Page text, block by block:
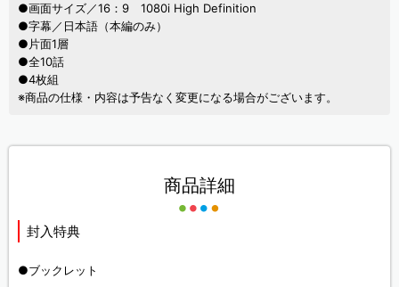
●画面サイズ／16：9 1080i High Definition
●字幕／日本語（本編のみ）
●片面1層
●全10話
●4枚組
※商品の仕様・内容は予告なく変更になる場合がございます。
商品詳細
封入特典
●ブックレット